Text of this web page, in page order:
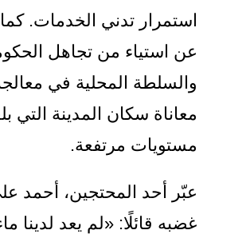
استمرار تدني الخدمات.
عن استياء من تجاهل
والسلطة المحلية في
معاناة سكان المدينة التي
مستويات مرتفعة.
عبّر أحد المحتجين، أحمد
غضبه قائلًا: «لم يعد لدينا